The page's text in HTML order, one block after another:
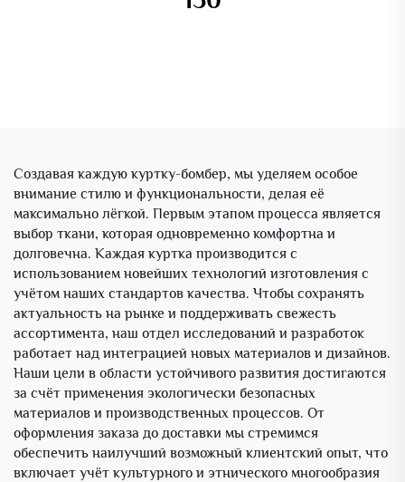
Создавая каждую куртку-бомбер, мы уделяем особое
внимание стилю и функциональности, делая её
максимально лёгкой. Первым этапом процесса является
выбор ткани, которая одновременно комфортна и
долговечна. Каждая куртка производится с
использованием новейших технологий изготовления с
учётом наших стандартов качества. Чтобы сохранять
актуальность на рынке и поддерживать свежесть
ассортимента, наш отдел исследований и разработок
работает над интеграцией новых материалов и дизайнов.
Наши цели в области устойчивого развития достигаются
за счёт применения экологически безопасных
материалов и производственных процессов. От
оформления заказа до доставки мы стремимся
обеспечить наилучший возможный клиентский опыт, что
включает учёт культурного и этнического многообразия